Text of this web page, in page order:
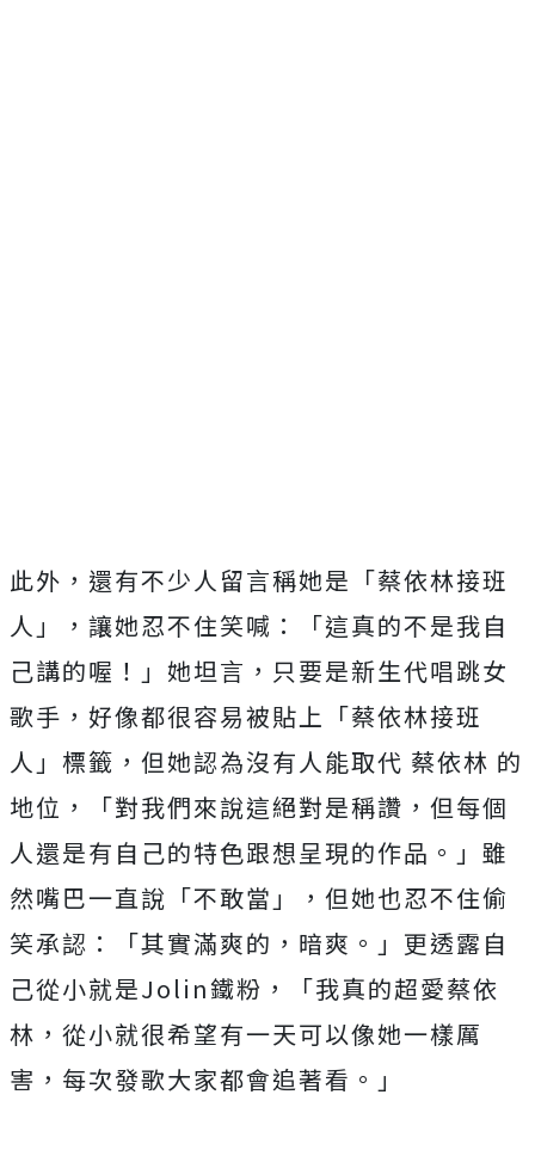
此外，還有不少人留言稱她是「蔡依林接班
人」，讓她忍不住笑喊：
「這真的不是我自
己講的喔！」她坦言，只要是新生代唱跳女
歌手， 好像都很容易被貼上「蔡依林接班
人」標籤，但她認為沒有人能取代 蔡依林 的
地位，「對我們來說這絕對是稱讚， 但每個
人還是有自己的特色跟想呈現的作品。」雖
然嘴巴一直說「不敢當」，但她也忍不住偷
笑承認：「其實滿爽的，暗爽。」更透露自
己從小就是Jolin鐵粉，「我真的超愛蔡依
林，從小就很希望有一天可以像她一樣厲
害， 每次發歌大家都會追著看。」